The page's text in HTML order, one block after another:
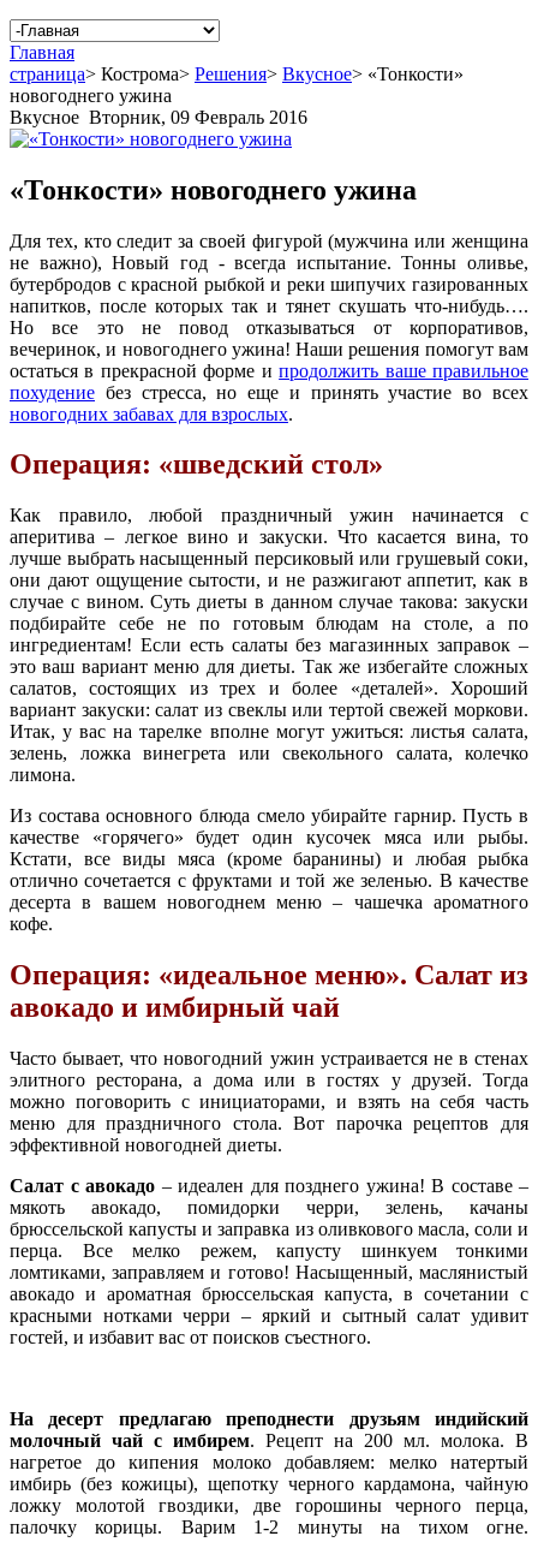
Главная
страница> Кострома> Решения> Вкусное> «Тонкости»
новогоднего ужина
Вкусное Вторник, 09 Февраль 2016
«Тонкости» новогоднего ужина
Для тех, кто следит за своей фигурой (мужчина или женщина
не важно), Новый год - всегда испытание. Тонны оливье,
бутербродов с красной рыбкой и реки шипучих газированных
напитков, после которых так и тянет скушать что-нибудь….
Но все это не повод отказываться от корпоративов,
вечеринок, и новогоднего ужина! Наши решения помогут вам
остаться в прекрасной форме ипродолжить ваше правильное
похудение без стресса, но еще и принять участие во всех
новогодних забавах для взрослых.
Операция: «шведский стол»
Как правило, любой праздничный ужин начинается с
аперитива – легкое вино и закуски. Что касается вина, то
лучше выбрать насыщенный персиковый или грушевый соки,
они дают ощущение сытости, и не разжигают аппетит, как в
случае с вином. Суть диеты в данном случае такова: закуски
подбирайте себе не по готовым блюдам на столе, а по
ингредиентам! Если есть салаты без магазинных заправок –
это ваш вариант меню для диеты. Так же избегайте сложных
салатов, состоящих из трех и более «деталей». Хороший
вариант закуски: салат из свеклы или тертой свежей моркови.
Итак, у вас на тарелке вполне могут ужиться: листья салата,
зелень, ложка винегрета или свекольного салата, колечко
лимона.
Из состава основного блюда смело убирайте гарнир. Пусть в
качестве «горячего» будет один кусочек мяса или рыбы.
Кстати, все виды мяса (кроме баранины) и любая рыбка
отлично сочетается с фруктами и той же зеленью. В качестве
десерта в вашем новогоднем меню – чашечка ароматного
кофе.
Операция: «идеальное меню». Салат из
авокадо и имбирный чай
Часто бывает, что новогодний ужин устраивается не в стенах
элитного ресторана, а дома или в гостях у друзей. Тогда
можно поговорить с инициаторами, и взять на себя часть
меню для праздничного стола. Вот парочка рецептов для
эффективной новогодней диеты.
Салат с авокадо – идеален для позднего ужина! В составе –
мякоть авокадо, помидорки черри, зелень, качаны
брюссельской капусты и заправка из оливкового масла, соли и
перца. Все мелко режем, капусту шинкуем тонкими
ломтиками, заправляем и готово! Насыщенный, маслянистый
авокадо и ароматная брюссельская капуста, в сочетании с
красными нотками черри – яркий и сытный салат удивит
гостей, и избавит вас от поисков съестного.
На десерт предлагаю преподнести друзьям
индийский
молочный чай с имбирем. Рецепт на 200 мл. молока. В
нагретое до кипения молоко добавляем: мелко натертый
имбирь (без кожицы), щепотку черного кардамона, чайную
ложку молотой гвоздики, две горошины черного перца,
палочку корицы. Варим 1-2 минуты на тихом огне.